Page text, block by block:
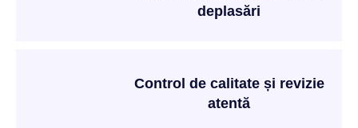
deplasări
Control de calitate și revizie
atentă